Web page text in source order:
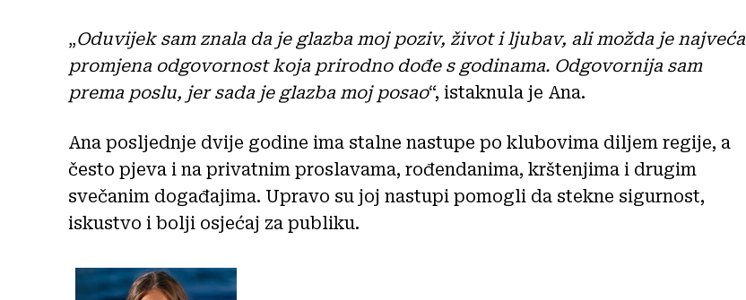
„Oduvijek sam znala da je glazba moj poziv, život i ljubav, ali možda je najveća
promjena odgovornost koja prirodno dođe s godinama. Odgovornija sam
prema poslu, jer sada je glazba moj posao“, istaknula je Ana.
Ana posljednje dvije godine ima stalne nastupe po klubovima diljem regije, a
često pjeva i na privatnim proslavama, rođendanima, krštenjima i drugim
svečanim događajima. Upravo su joj nastupi pomogli da stekne sigurnost,
iskustvo i bolji osjećaj za publiku.